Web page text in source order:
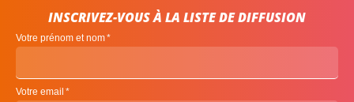
INSCRIVEZ-VOUS À LA LISTE DE DIFFUSION
Votre prénom et nom
Votre email